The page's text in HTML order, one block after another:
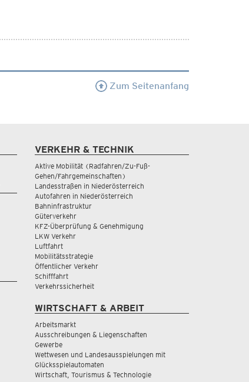
Zum Seitenanfang
VERKEHR & TECHNIK
Aktive Mobilität (Radfahren/Zu-Fuß-
Gehen/Fahrgemeinschaften)
Landesstraßen in Niederösterreich
Autofahren in Niederösterreich
Bahninfrastruktur
Güterverkehr
KFZ-Überprüfung & Genehmigung
LKW Verkehr
Luftfahrt
Mobilitätsstrategie
Öffentlicher Verkehr
Schifffahrt
Verkehrssicherheit
WIRTSCHAFT & ARBEIT
Arbeitsmarkt
Ausschreibungen & Liegenschaften
Gewerbe
Wettwesen und Landesausspielungen mit
Glücksspielautomaten
Wirtschaft, Tourismus & Technologie